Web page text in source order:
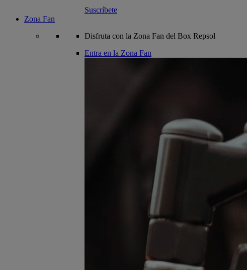
Suscríbete
Zona Fan
Disfruta con la Zona Fan del Box Repsol
Entra en la Zona Fan